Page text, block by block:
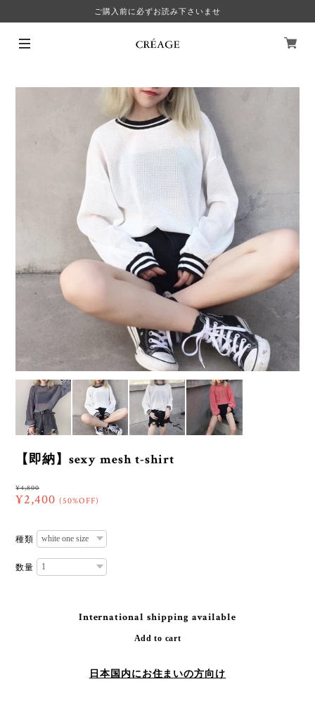
ご購入前に必ずお読み下さいませ
【即納】sexy mesh t-shirt
¥4,800
¥2,400 (50%OFF)
種類
数量
International shipping available
Add to cart
日本国内にお住まいの方向け